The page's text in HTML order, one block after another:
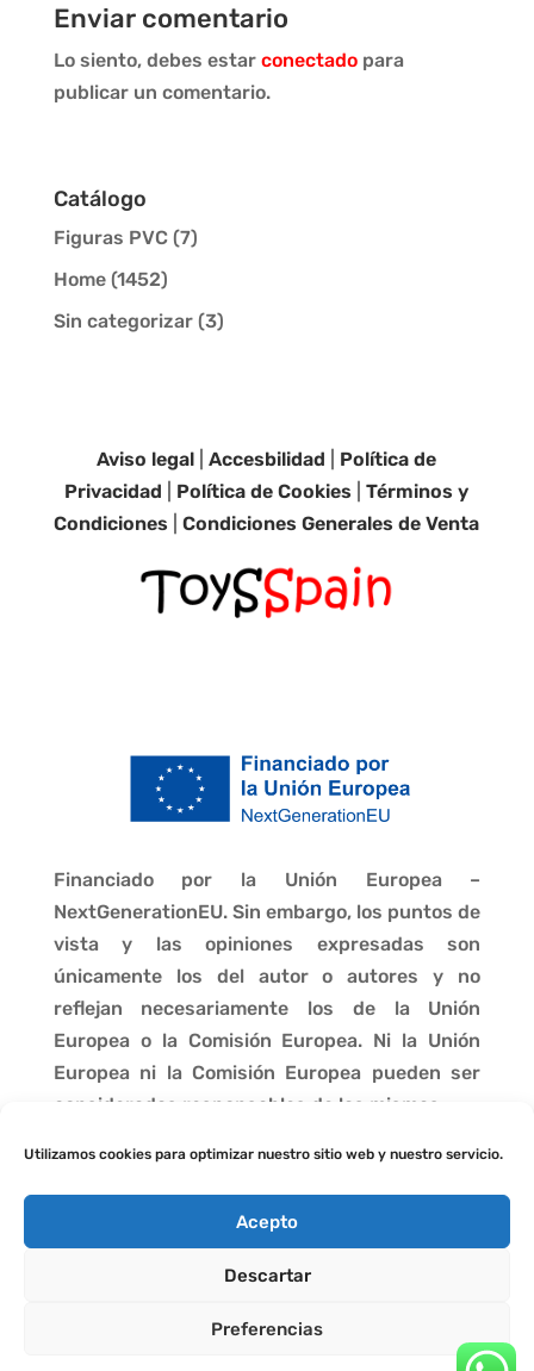
Utilizamos cookies para optimizar nuestro sitio web y nuestro servicio.
Acepto
Descartar
Preferencias
Enviar comentario
Lo siento, debes estar conectadopara
publicar un comentario.
Catálogo
Figuras PVC (7)
Home (1452)
Sin categorizar (3)
Aviso legal |Accesbilidad
Política de
Privacidad
Política de Cookies |Términos y
Condiciones |Condiciones Generales de Venta
Financiado por la Unión Europea –
NextGenerationEU. Sin embargo, los puntos de
vista y las opiniones expresadas son
únicamente los del autor o autores y no
reflejan necesariamente los de la Unión
Europea o la Comisión Europea. Ni la Unión
Europea ni la Comisión Europea pueden ser
consideradas responsables de las mismas.